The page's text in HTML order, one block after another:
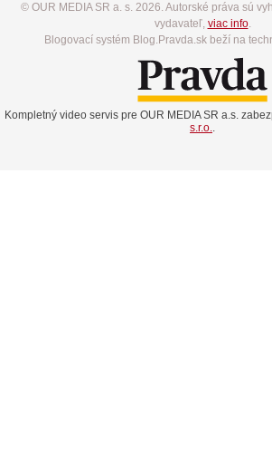
© OUR MEDIA SR a. s. 2026. Autorské práva sú
vydavateľ, viac info.
Blogovací systém Blog.Pravda.sk beží na
Kompletný video servis pre OUR MEDIA SR a.s.
s.r.o..